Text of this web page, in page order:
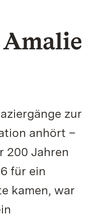
zur
anhört –
200 Jahren
für ein
kamen, war